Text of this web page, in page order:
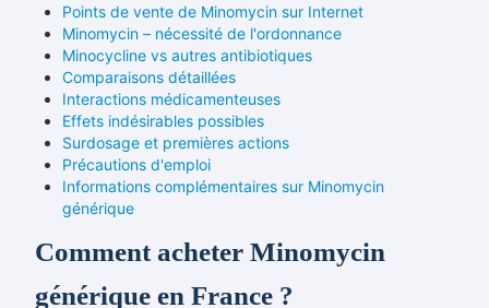
Points de vente de Minomycin sur Internet
Minomycin – nécessité de l'ordonnance
Minocycline vs autres antibiotiques
Comparaisons détaillées
Interactions médicamenteuses
Effets indésirables possibles
Surdosage et premières actions
Précautions d'emploi
Informations complémentaires sur Minomycin
générique
Comment acheter Minomycin
générique en France ?